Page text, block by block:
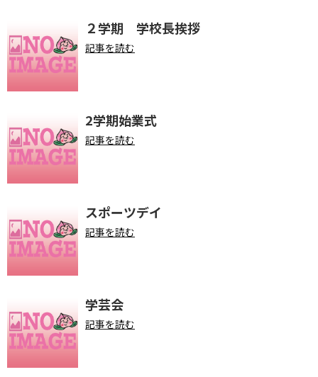
２学期 学校長挨拶
記事を読む
2学期始業式
記事を読む
スポーツデイ
記事を読む
学芸会
記事を読む